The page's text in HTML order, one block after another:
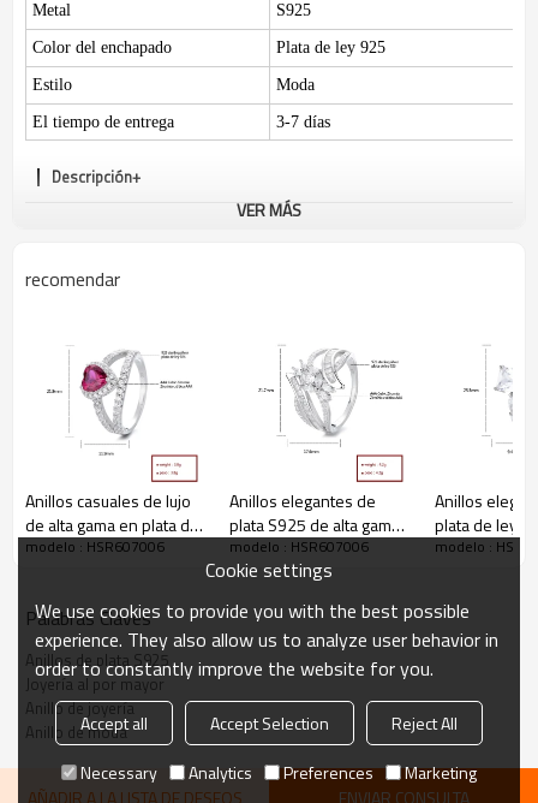
Metal
S925
Color del enchapado Plata de ley 925
Estilo Moda
El tiempo de entrega 3-7 días
Descripción+
Anillo de lujo en plata de ley 925 para
VER MÁS
recomendar
Anillos casuales de lujo
de alta gama en plata de
ley 925 para damas con
moda de alta gama.
Anillo glamoroso.
modelo : HSR607006
Anillos elegantes de
plata S925 de alta gama
para hombre con
circonita cúbica, ideales
joyería de lujo. Anillo
impresionante.
modelo : HSR607006
Anillos
plata de ley
circonita
formales.
modelo :
Palabras Claves
Anillos de plata S925
Joyería al por mayor
Anillo de joyería
Anillo de moda
AÑADIR A LA LISTA DE DESEOS ENVIAR CONSULTA
Cookie settings
We use cookies to provide you with the best possible
experience. They also allow us to analyze user behavior in
order to constantly improve the website for you.
Accept all Accept Selection
Reject All
Necessary
Analytics Preferences Marketing